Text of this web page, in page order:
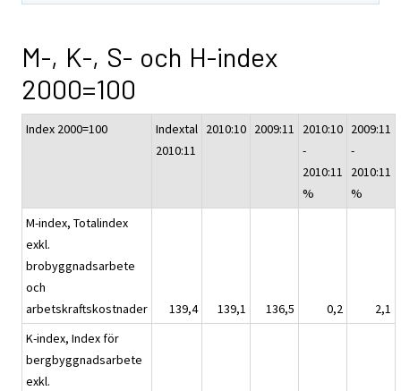
M-, K-, S- och H-index
2000=100
Index 2000=100
Indextal
2010:11
2010:10 2009:11
2010:10
-
2010:11
%
2009:11
-
2010:11
%
M-index, Totalindex
exkl.
brobyggnadsarbete
och
arbetskraftskostnader
139,4 139,1 136,5 0,2
2,1
K-index, Index för
bergbyggnadsarbete
exkl.